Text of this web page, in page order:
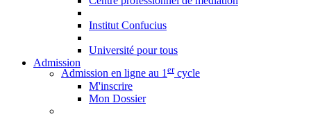
Institut Confucius
Université pour tous
Admission
Admission en ligne au 1ercycle
M'inscrire
Mon Dossier